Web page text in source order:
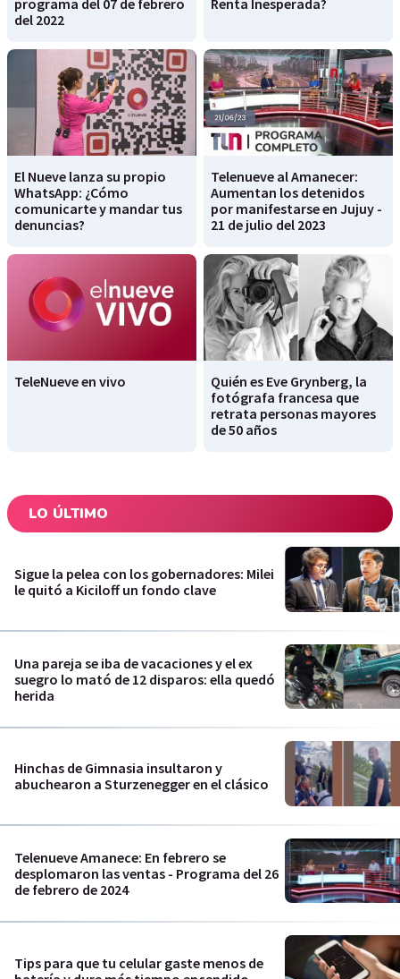
del 2022
El Nueve lanza su propio
WhatsApp: ¿Cómo
comunicarte y mandar tus
denuncias?
Telenueve al Amanecer:
Aumentan los detenidos
por manifestarse en Jujuy -
21 de julio del 2023
TeleNueve en vivo
Quién es Eve Grynberg, la
fotógrafa francesa que
retrata personas mayores
de 50 años
LO ÚLTIMO
Sigue la pelea con los gobernadores: Milei
le quitó a Kiciloff un fondo clave
Una pareja se iba de vacaciones y el ex
suegro lo mató de 12 disparos: ella quedó
herida
Hinchas de Gimnasia insultaron y
abuchearon a Sturzenegger en el clásico
Telenueve Amanece: En febrero se
desplomaron las ventas - Programa del 26
de febrero de 2024
Tips para que tu celular gaste menos de